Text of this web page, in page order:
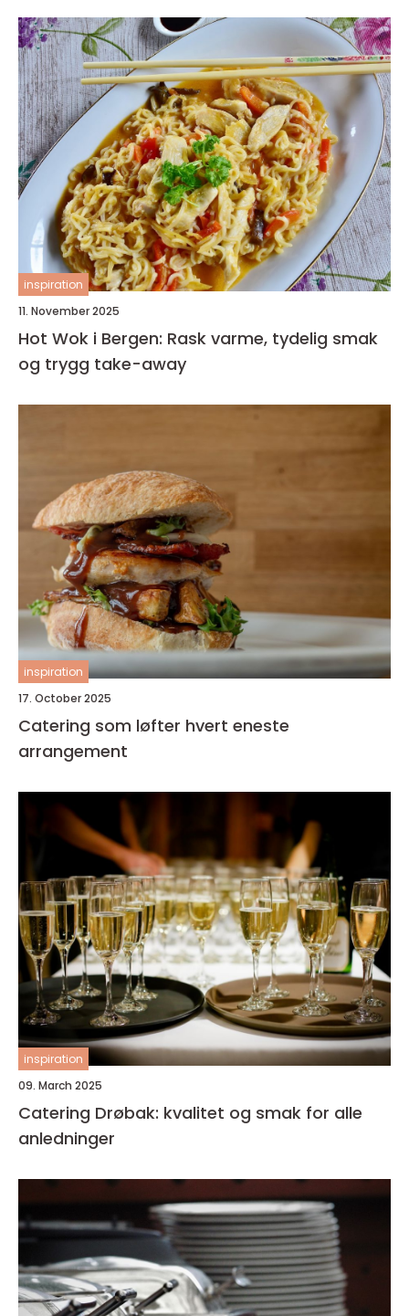
inspiration
11. November 2025
Hot Wok i Bergen: Rask varme, tydelig smak
og trygg take-away
inspiration
17. October 2025
Catering som løfter hvert eneste
arrangement
inspiration
09. March 2025
Catering Drøbak: kvalitet og smak for alle
anledninger